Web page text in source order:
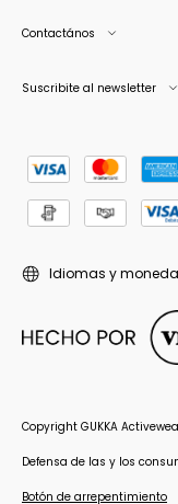
Contactános
Suscribite al newsletter
Idiomas y
Copyright GUKKA
Defensa de las y los
Botón de arrepentimiento